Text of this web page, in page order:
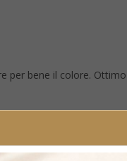
per bene il colore.